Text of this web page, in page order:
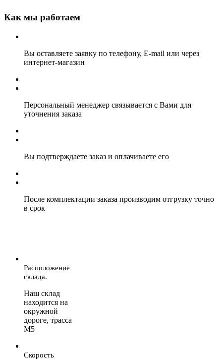
Как мы работаем
Вы оставляете заявку по телефону, E-mail или через
интернет-магазин
Персональный менеджер связывается с Вами для
уточнения заказа
Вы подтверждаете заказ и оплачиваете его
После комплектации заказа производим отгрузку точно
в срок
Расположение
склада.
Наш склад
находится на
окружной
дороге, трасса
М5
Скорость